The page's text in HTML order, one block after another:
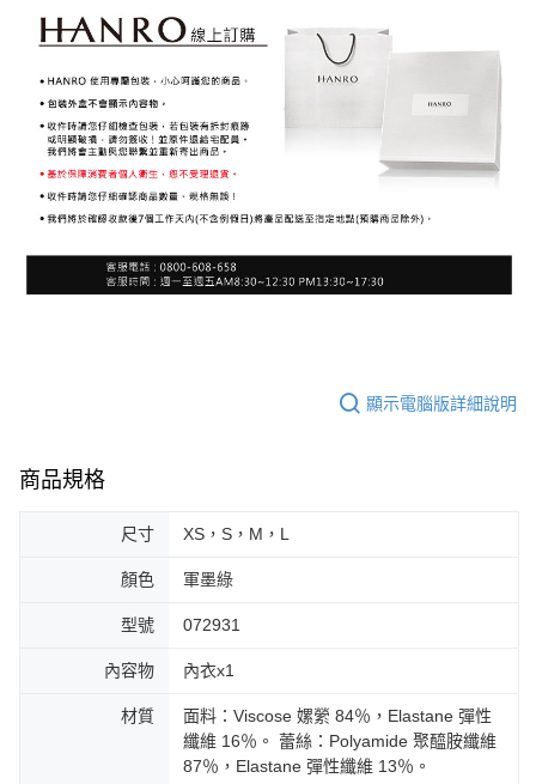
顯示電腦版詳細說明
商品規格
尺寸 XS，S，M，L
顏色 軍墨綠
型號 072931
內容物 內衣x1
材質
面料：Viscose 嫘縈 84％，Elastane 彈性
纖維 16％。 蕾絲：Polyamide 聚醯胺纖維
87％，Elastane 彈性纖維 13％。